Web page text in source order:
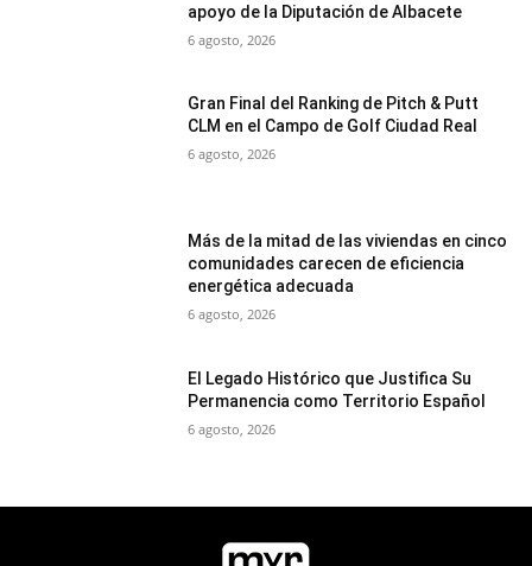
apoyo de la Diputación de Albacete
6 agosto, 2026
Gran Final del Ranking de Pitch & Putt
CLM en el Campo de Golf Ciudad Real
6 agosto, 2026
Más de la mitad de las viviendas en cinco
comunidades carecen de eficiencia
energética adecuada
6 agosto, 2026
El Legado Histórico que Justifica Su
Permanencia como Territorio Español
6 agosto, 2026